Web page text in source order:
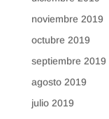
noviembre 2019
octubre 2019
septiembre 2019
agosto 2019
julio 2019